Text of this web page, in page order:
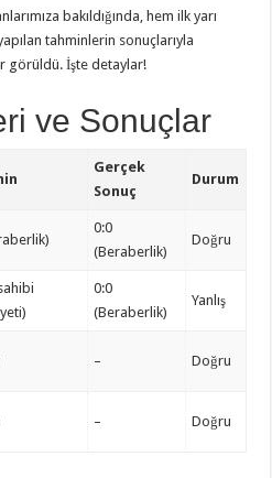
bakıldığında, hem ilk yarı
tahminlerin sonuçlarıyla
görüldü. İşte detaylar!
ve Sonuçlar
Gerçek
Sonuç
Durum
0:0
(Beraberlik)
Doğru
0:0
(Beraberlik)
Yanlış
– Doğru
– Doğru